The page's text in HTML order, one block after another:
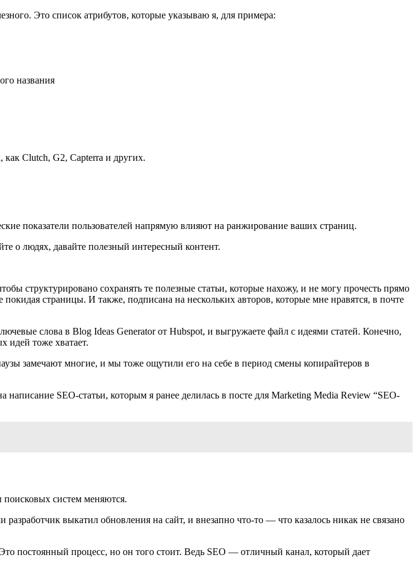
Это список атрибутов, которые указываю я, для примера:
названия
Clutch, G2, Capterra и других.
показатели пользователей напрямую влияют на ранжирование ваших страниц.
о людях, давайте полезный интересный контент.
структурировано сохранять те полезные статьи, которые нахожу, и не могу прочесть прямо
страницы. И также, подписана на нескольких авторов, которые мне нравятся, в почте
слова в Blog Ideas Generator от Hubspot, и выгружаете файл с идеями статей. Конечно,
идей тоже хватает.
замечают многие, и мы тоже ощутили его на себе в период смены копирайтеров в
SEO-статьи, которым я ранее делилась в посте для Marketing Media Review “SEO-
поисковых систем меняются.
выкатил обновления на сайт, и внезапно что-то — что казалось никак не связано
постоянный процесс, но он того стоит. Ведь SEO — отличный канал, который дает